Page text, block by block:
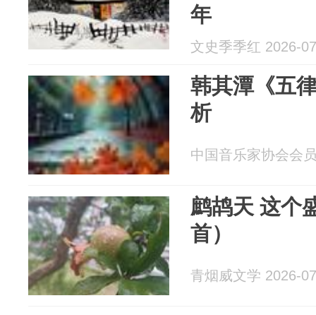
年
文史季季红 2026-
韩其潭《五
析
中国音乐家协会会
鹧鸪天 这个
首）
青烟威文学 2026-